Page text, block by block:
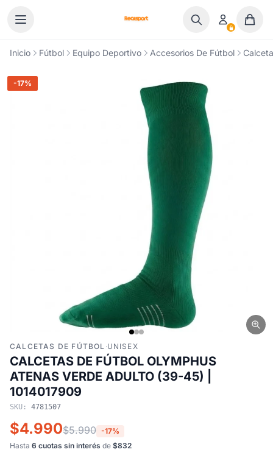
Inicio Fútbol Equipo Deportivo Accesorios De Fútbol
-17%
CALCETAS DE FÚTBOL ·UNISEX
CALCETAS DE FÚTBOL OLYMPHUS
ATENAS VERDE ADULTO (39-45) |
1014017909
SKU: 4781507
$4.990$5.990 -17%
Hasta 6 cuotas sin interés de $832